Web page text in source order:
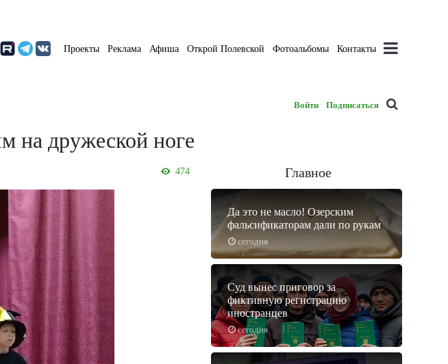
Проекты Реклама Афиша Открой Полевской Фотоальбомы Контакты
Войти Подписаться
на дружеской ноге
474 Главное
сегодня
Да это не масло! Озерским
фальсификаторам дали по рукам
сегодня
Суд вынес приговор за
фиктивную регистрацию
иностранцев